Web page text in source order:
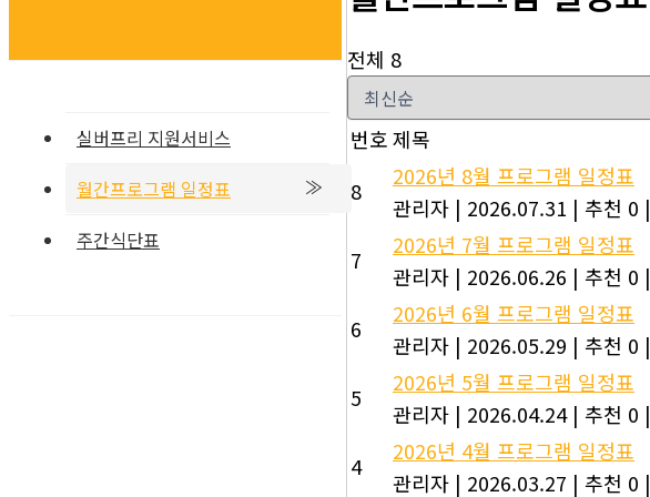
실버프리 지원서비스
월간프로그램 일정표
주간식단표
전체 8
번호제목
8
2026년 8월 프로그램 일정표
관리자 | 2026.07.31 | 추천 0 |
7
2026년 7월 프로그램 일정표
관리자 | 2026.06.26 | 추천 0 |
6
2026년 6월 프로그램 일정표
관리자 | 2026.05.29 | 추천 0 |
5
2026년 5월 프로그램 일정표
관리자 | 2026.04.24 | 추천 0 |
4
2026년 4월 프로그램 일정표
관리자 | 2026.03.27 | 추천 0 |